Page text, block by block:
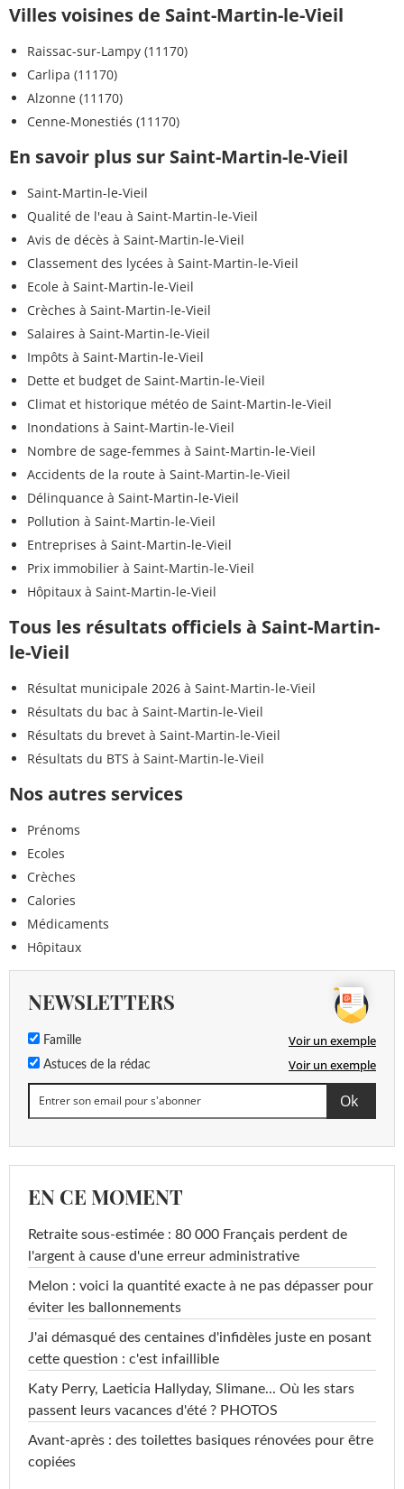
Villes voisines de Saint-Martin-le-Vieil
Raissac-sur-Lampy (11170)
Carlipa (11170)
Alzonne (11170)
Cenne-Monestiés (11170)
En savoir plus sur Saint-Martin-le-Vieil
Saint-Martin-le-Vieil
Qualité de l'eau à Saint-Martin-le-Vieil
Avis de décès à Saint-Martin-le-Vieil
Classement des lycées à Saint-Martin-le-Vieil
Ecole à Saint-Martin-le-Vieil
Crèches à Saint-Martin-le-Vieil
Salaires à Saint-Martin-le-Vieil
Impôts à Saint-Martin-le-Vieil
Dette et budget de Saint-Martin-le-Vieil
Climat et historique météo de Saint-Martin-le-Vieil
Inondations à Saint-Martin-le-Vieil
Nombre de sage-femmes à Saint-Martin-le-Vieil
Accidents de la route à Saint-Martin-le-Vieil
Délinquance à Saint-Martin-le-Vieil
Pollution à Saint-Martin-le-Vieil
Entreprises à Saint-Martin-le-Vieil
Prix immobilier à Saint-Martin-le-Vieil
Hôpitaux à Saint-Martin-le-Vieil
Tous les résultats officiels à Saint-Martin-
le-Vieil
Résultat municipale 2026 à Saint-Martin-le-Vieil
Résultats du bac à Saint-Martin-le-Vieil
Résultats du brevet à Saint-Martin-le-Vieil
Résultats du BTS à Saint-Martin-le-Vieil
Nos autres services
Prénoms
Ecoles
Crèches
Calories
Médicaments
Hôpitaux
NEWSLETTERS
Famille Voir un exemple
Astuces de la rédac Voir un exemple
EN CE MOMENT
Retraite sous-estimée : 80 000 Français perdent de
l'argent à cause d'une erreur administrative
Melon : voici la quantité exacte à ne pas dépasser pour
éviter les ballonnements
J'ai démasqué des centaines d'infidèles juste en posant
cette question : c'est infaillible
Katy Perry, Laeticia Hallyday, Slimane... Où les stars
passent leurs vacances d'été ? PHOTOS
Avant-après : des toilettes basiques rénovées pour être
copiées